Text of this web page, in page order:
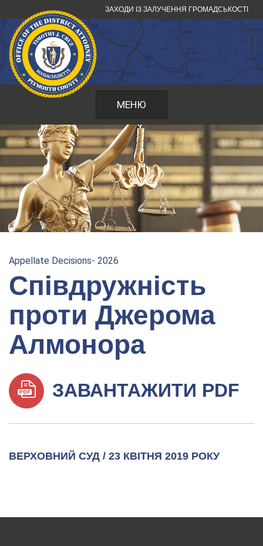
до
змісту
ЗАХОДИ ІЗ ЗАЛУЧЕННЯ ГРОМАДСЬКОСТІ
МЕНЮ
Appellate Decisions- 2026
Співдружність
проти Джерома
Алмонора
ЗАВАНТАЖИТИ PDF
ВЕРХОВНИЙ СУД / 23 КВІТНЯ 2019 РОКУ